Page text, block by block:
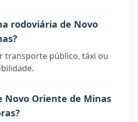
rodoviária de Novo
transporte público, táxi ou
Novo Oriente de Minas